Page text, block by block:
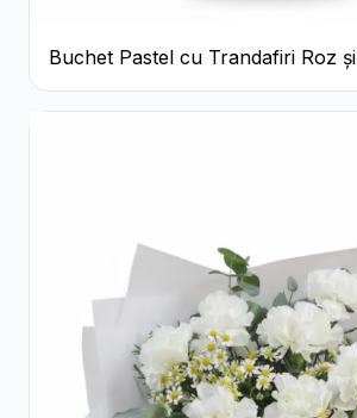
Buchet Pastel cu Trandafiri Roz și
Albi